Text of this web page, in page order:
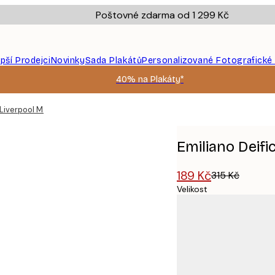
Poštovné zdarma od 1 299 Kč
ProdejciNovinkySada PlakátůPersonalizované Fotografické
40% na Plakáty*
Map Plakát
Emiliano
189 Kč315 Kč
Velikost